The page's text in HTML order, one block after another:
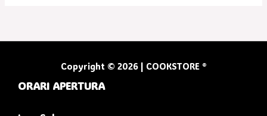
Copyright © 2026 | COOKSTORE ®
ORARI APERTURA